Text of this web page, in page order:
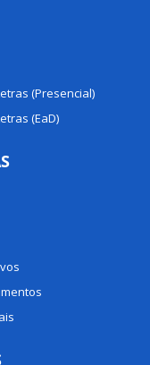
(Presencial)
(EaD)